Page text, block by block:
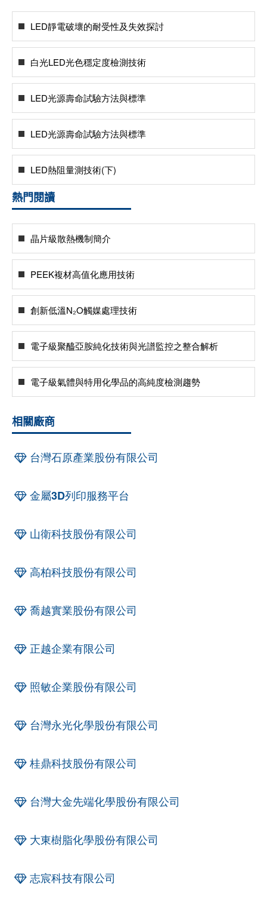
LED靜電破壞的耐受性及失效探討
白光LED光色穩定度檢測技術
LED光源壽命試驗方法與標準
LED光源壽命試驗方法與標準
LED熱阻量測技術(下)
熱門閱讀
晶片級散熱機制簡介
PEEK複材高值化應用技術
創新低溫N₂O觸媒處理技術
電子級聚醯亞胺純化技術與光譜監控之整合解析
電子級氣體與特用化學品的高純度檢測趨勢
相關廠商
台灣石原產業股份有限公司
金屬3D列印服務平台
山衛科技股份有限公司
高柏科技股份有限公司
喬越實業股份有限公司
正越企業有限公司
照敏企業股份有限公司
台灣永光化學股份有限公司
桂鼎科技股份有限公司
台灣大金先端化學股份有限公司
大東樹脂化學股份有限公司
志宸科技有限公司